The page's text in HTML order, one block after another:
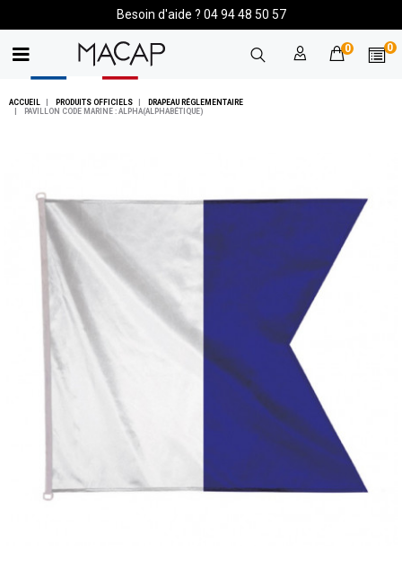
Besoin d'aide ? 04 94 48 50 57
0 0
ACCUEIL PRODUITS OFFICIELS
DRAPEAU RÉGLEMENTAIRE
PAVILLON CODE MARINE : ALPHA(ALPHABÉTIQUE)